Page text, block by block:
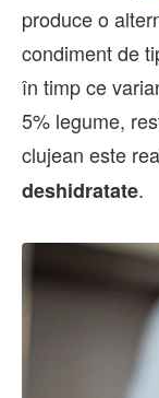
produce o
condiment de
în timp ce
5% legume,
clujean este
deshidratate.